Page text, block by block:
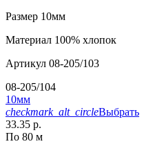
Размер 10мм
Материал 100% хлопок
Артикул 08-205/103
08-205/104
10мм
checkmark_alt_circleВыбрать
33.35 р.
По 80 м